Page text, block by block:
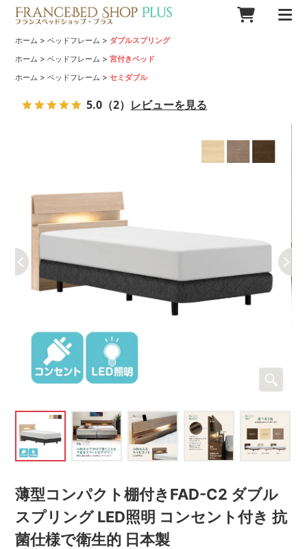
ホーム >ベッドフレーム > ダブルスプリング
ホーム >ベッドフレーム >宮付きベッド
ホーム >ベッドフレーム >セミダブル
薄型コンパクト棚付きFAD-C2 ダブル
スプリング LED照明 コンセント付き 抗
菌仕様で衛生的 日本製
5.0 （2） レビューを見る